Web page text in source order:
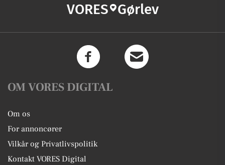
VORES Gørlev
OM VORES DIGITAL
Om os
For annoncører
Vilkår og Privatlivspolitik
Kontakt VORES Digital